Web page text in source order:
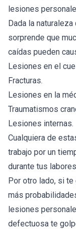
lesiones
Dada la
sorprende que
caídas pueden
Lesiones en el
Fracturas.
Lesiones en la
Traumatismos
Lesiones internas.
Cualquiera de
trabajo por un
durante tus
Por otro lado, si te
más
lesiones
defectuosa te